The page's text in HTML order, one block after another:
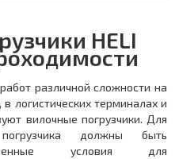
HELI
различной сложности на
логистических терминалах и
вилочные погрузчики. Для
должны быть
условия для